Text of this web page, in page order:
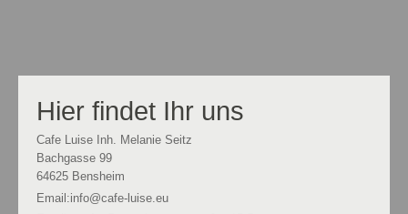
Hier findet Ihr uns
Cafe Luise Inh. Melanie Seitz
Bachgasse 99
64625 Bensheim
Email:info@cafe-luise.eu